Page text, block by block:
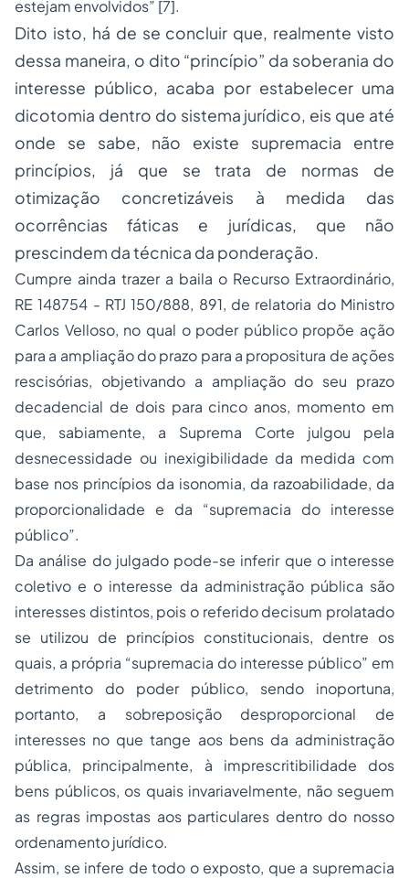
estejam envolvidos” [7].
Dito isto, há de se concluir que, realmente visto
dessa maneira, o dito “princípio” da soberania do
interesse público, acaba por estabelecer uma
dicotomia dentro do sistema jurídico, eis que até
onde se sabe, não existe supremacia entre
princípios, já que se trata de normas de
otimização concretizáveis à medida das
ocorrências fáticas e jurídicas, que não
prescindem da técnica da ponderação.
Cumpre ainda trazer a baila o Recurso Extraordinário,
RE 148754 - RTJ 150/888, 891, de relatoria do Ministro
Carlos Velloso, no qual o poder público propõe ação
para a ampliação do prazo para a propositura de ações
rescisórias, objetivando a ampliação do seu prazo
decadencial de dois para cinco anos, momento em
que, sabiamente, a Suprema Corte julgou pela
desnecessidade ou inexigibilidade da medida com
base nos princípios da isonomia, da razoabilidade, da
proporcionalidade e da “supremacia do interesse
público”.
Da análise do julgado pode-se inferir que o interesse
coletivo e o interesse da administração pública são
interesses distintos, pois o referido decisum prolatado
se utilizou de princípios constitucionais, dentre os
quais, a própria “supremacia do interesse público” em
detrimento do poder público, sendo inoportuna,
portanto, a sobreposição desproporcional de
interesses no que tange aos bens da administração
pública, principalmente, à imprescritibilidade dos
bens públicos, os quais invariavelmente, não seguem
as regras impostas aos particulares dentro do nosso
ordenamento jurídico.
Assim, se infere de todo o exposto, que a supremacia